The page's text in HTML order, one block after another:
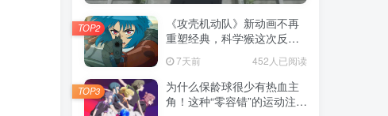
《攻壳机动队》新动画不再
重塑经典，科学猴这次反而
7天前 452人已阅读
TOP2
为什么保龄球很少有热血主
角！这种“零容错”的运动注定
TOP3